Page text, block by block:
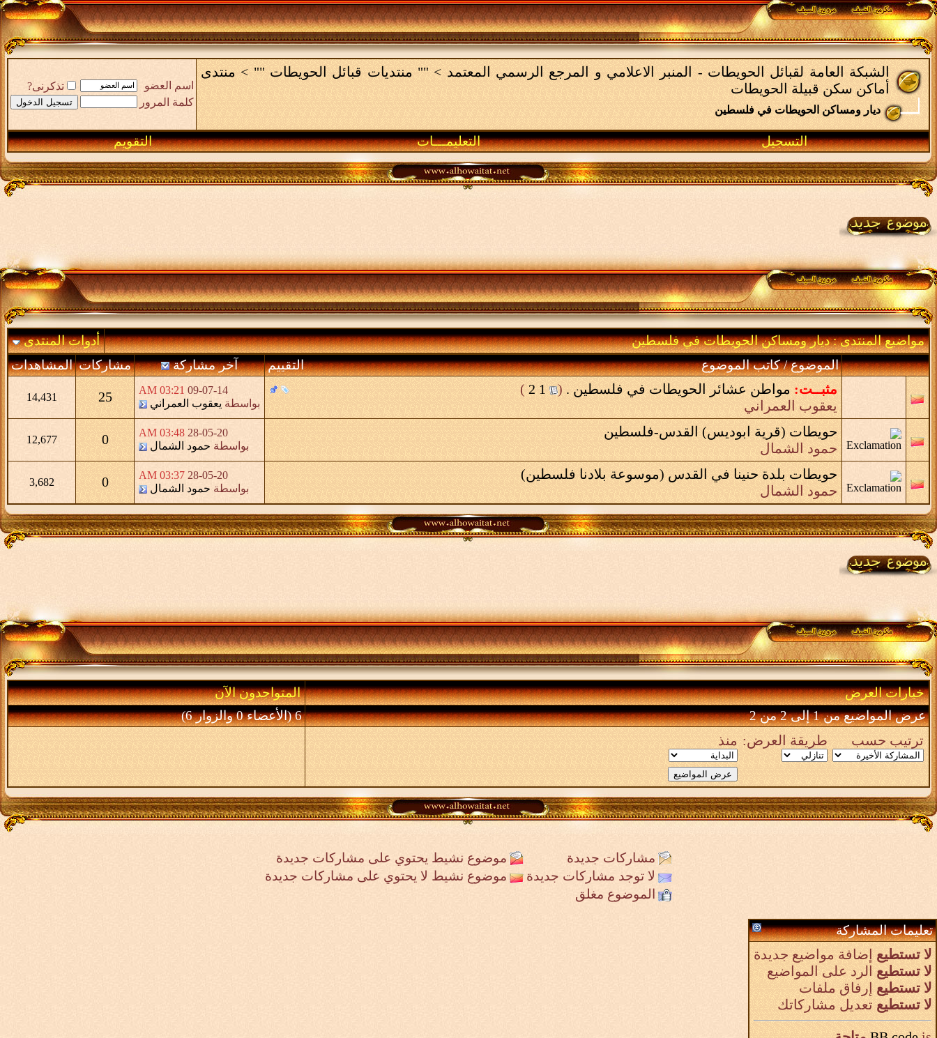
الشبكة العامة لقبائل الحويطات - المنبر الاعلامي و المرجع الرسمي المعتمد > "" منتديات قبائل الحويطات "" > منتدى
أماكن سكن قبيلة الحويطات
ديار ومساكن الحويطات في فلسطين
اسم العضو
تذكرنى?
كلمة المرور
التسجيل التعليمـــات التقويم
مواضيع المنتدى: ديار ومساكن الحويطات في فلسطين
أدوات المنتدى
التقييم
الموضوع/كاتب الموضوع آخر مشاركة مشاركات المشاهدات
مثبــت: مواطن عشائر الحويطات في فلسطين . (
1
2
)
يعقوب العمراني
09-07-14
03:21 AM
بواسطة يعقوب العمراني 25
14,431
حويطات (قرية ابوديس) القدس-فلسطين
حمود الشمال
28-05-20
03:48 AM
بواسطة حمود الشمال 0
12,677
حويطات بلدة حنينا في القدس (موسوعة بلادنا فلسطين)
حمود الشمال
28-05-20
03:37 AM
بواسطة حمود الشمال 0
3,682
خيارات العرض
المتواجدون الآن
عرض المواضيع من 1 إلى 2 من 2
6 (الأعضاء 0 والزوار 6)
ترتيب حسب طريقة العرض: منذ
مشاركات جديدة
موضوع نشيط يحتوي على مشاركات جديدة
لا توجد مشاركات جديدة
موضوع نشيط لا يحتوي على مشاركات جديدة
الموضوع مغلق
تعليمات المشاركة
لا تستطيع إضافة مواضيع جديدة
لا تستطيع الرد على المواضيع
لا تستطيع إرفاق ملفات
لا تستطيع تعديل مشاركاتك